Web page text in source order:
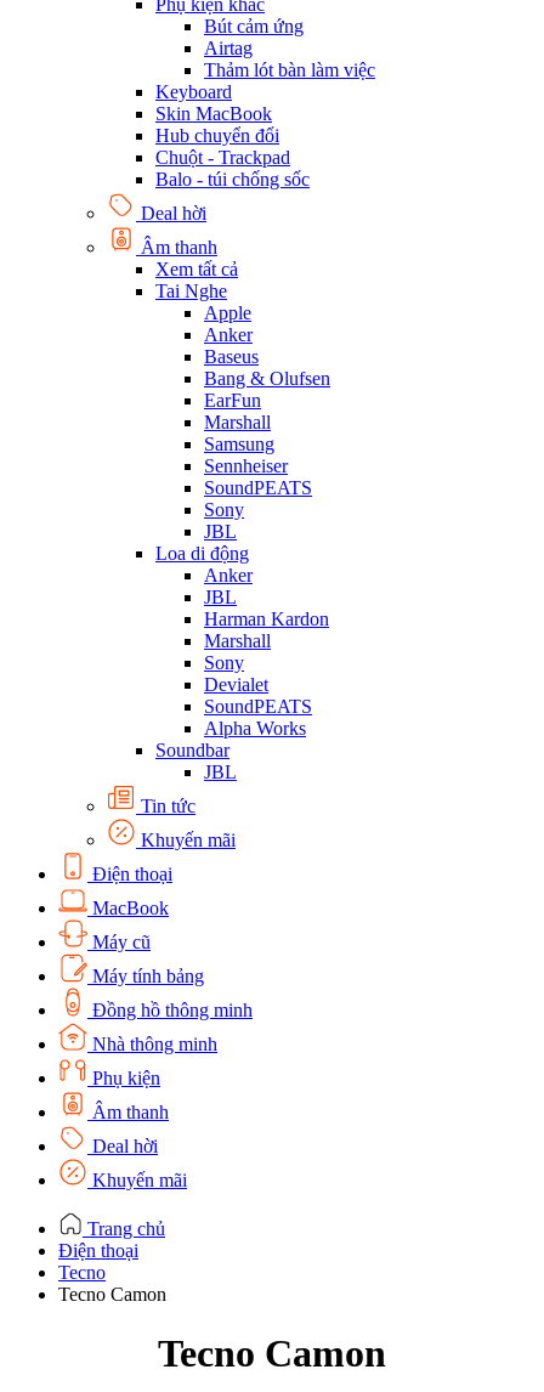
Phụ kiện khác
Bút cảm ứng
Airtag
Thảm lót bàn làm việc
Keyboard
Skin MacBook
Hub chuyển đổi
Chuột - Trackpad
Balo - túi chống sốc
Deal hời
Âm thanh
Xem tất cả
Tai Nghe
Apple
Anker
Baseus
Bang & Olufsen
EarFun
Marshall
Samsung
Sennheiser
SoundPEATS
Sony
JBL
Loa di động
Anker
JBL
Harman Kardon
Marshall
Sony
Devialet
SoundPEATS
Alpha Works
Soundbar
JBL
Tin tức
Khuyến mãi
Điện thoại
MacBook
Máy cũ
Máy tính bảng
Đồng hồ thông minh
Nhà thông minh
Phụ kiện
Âm thanh
Deal hời
Khuyến mãi
Trang chủ
Điện thoại
Tecno
Tecno Camon
Tecno Camon